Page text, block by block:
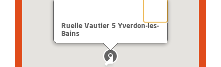
Ruelle Vautier 5 Yverdon-les-
Bains